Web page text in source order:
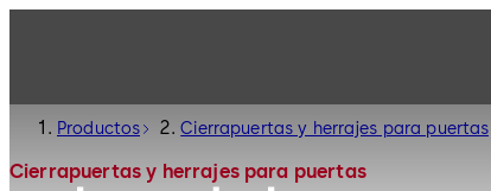
Productos Cierrapuertas y herrajes para puertas
Cierrapuertas y herrajes para puertas